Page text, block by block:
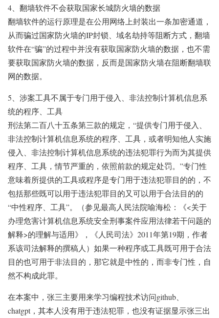
4、翻墙软件不会获取国家长城防火墙的数据
翻墙软件的运行原理是在公用网络上封装出一条加密通道，
从而骗过国家防火墙的IP封锁、域名劫持等阻断方式，翻墙
软件在“骗”的过程中并没有获取国家防火墙的数据，也不需
要获取国家防火墙的数据，反而是国家防火墙在阻断翻墙联
网的数据。
5、涉案工具不属于专门用于侵入、非法控制计算机信息系
统的程序、工具
刑法第二百八十五条第三款的规定，“提供专门用于侵入、
非法控制计算机信息系统的程序、工具，或者明知他人实施
侵入、非法控制计算机信息系统的违法犯罪行为而为其提供
程序、工具，情节严重的，依照前款的规定处罚。”专门性
意味着所提供的工具或程序是专门用于违法犯罪目的的，不
包括那些既可以用于违法犯罪目的又可以用于合法目的的
“中性程序、工具”。（参见最高人民法院喻海松：《<关于
办理危害计算机信息系统安全刑事案件应用法律若干问题的
解释>的理解与适用》，《人民司法》2011年第19期，作者
系该司法解释的撰稿人）如果一种程序或工具既可用于合法
目的也可用于非法目的，那它就是中性的，而非专门性，自
然不构成此罪。
在本案中，张三主要用来学习编程技术访问github、
chatgpt，其本人没有用于违法犯罪，也没有证据显示张三出